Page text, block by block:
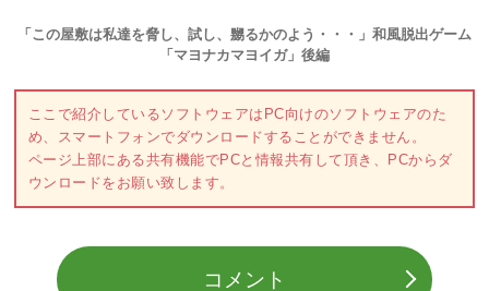
「この屋敷は私達を脅し、試し、嬲るかのよう・・・」和風脱出ゲーム
「マヨナカマヨイガ」後編
ここで紹介しているソフトウェアはPC向けのソフトウェアのた
め、スマートフォンでダウンロードすることができません。
ページ上部にある共有機能でPCと情報共有して頂き、PCからダ
ウンロードをお願い致します。
コメント